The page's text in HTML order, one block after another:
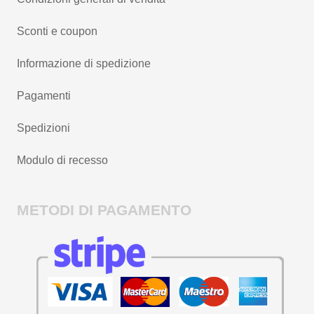
Sconti e coupon
Informazione di spedizione
Pagamenti
Spedizioni
Modulo di recesso
METODI DI PAGAMENTO